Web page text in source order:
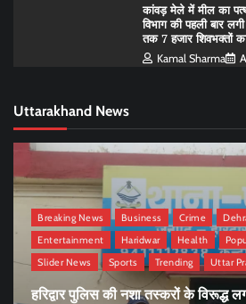
कांवड़ मेले में मील का
विभाग की पहली बार
तक 7 हजार शिवभक्तों
Kamal Sharma
Uttarakhand News
Breaking News Business Crime
Entertainment
Haridwar Health
Slider News
Sports Trending Uttar
हरिद्वार पुलिस की नशा तस्करों के विरूद्ध